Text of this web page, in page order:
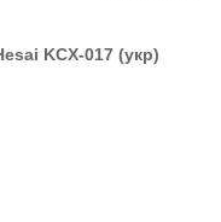
KCX-017 (укр)